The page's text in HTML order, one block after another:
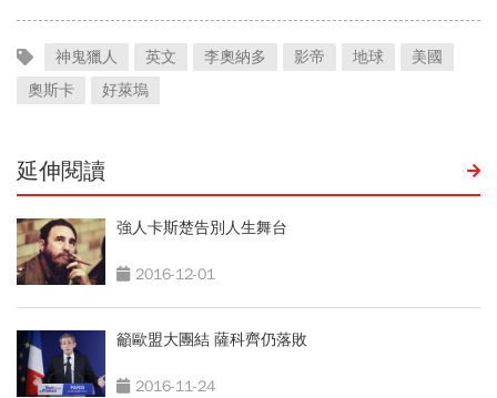
神鬼獵人 英文 李奧納多 影帝 地球
美國
奧斯卡
好萊塢
延伸閱讀
強人卡斯楚告別人生舞台
2016-12-01
籲歐盟大團結 薩科齊仍落敗
2016-11-24